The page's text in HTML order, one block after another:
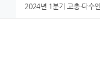
2024년 1분기 고충·다수